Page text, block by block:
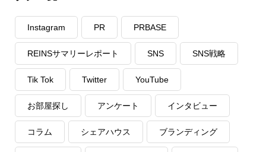
Instagram PR PRBASE
REINSサマリーレポート SNS SNS戦略
Tik Tok Twitter YouTube
お部屋探し アンケート インタビュー
コラム シェアハウス ブランディング